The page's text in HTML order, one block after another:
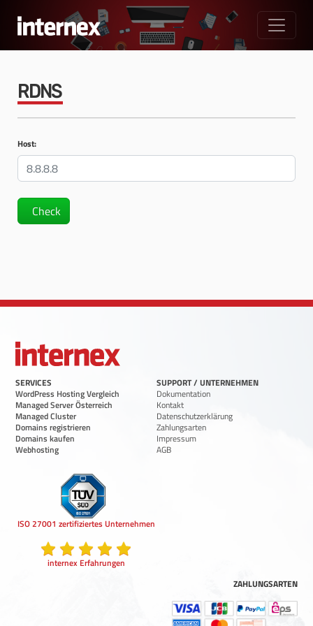
RDNS
Host:
Check
SERVICES
WordPress Hosting Vergleich
Managed Server Österreich
Managed Cluster
Domains registrieren
Domains kaufen
Webhosting
SUPPORT / UNTERNEHMEN
Dokumentation
Kontakt
Datenschutzerklärung
Zahlungsarten
Impressum
AGB
ISO 27001 zertifiziertes Unternehmen
internex Erfahrungen
ZAHLUNGSARTEN